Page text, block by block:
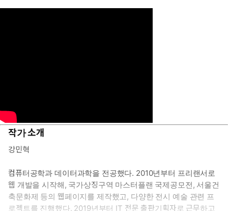
작가 소개
강민혁
컴퓨터공학과 데이터과학을 전공했다. 2010년부터 프리랜서로
웹 개발을 시작해, 국가상징구역 마스터플랜 국제공모전, 서울건
축문화제 등의 웹페이지를 제작했고, 다양한 전시 예술 관련 프
로젝트를 진행했다. 2019년부터 IT 전문 출판기획자로 근무하고